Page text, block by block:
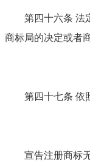
第四十六条 法定
商标局的决定或者
第四十七条 依照
宣告注册商标无